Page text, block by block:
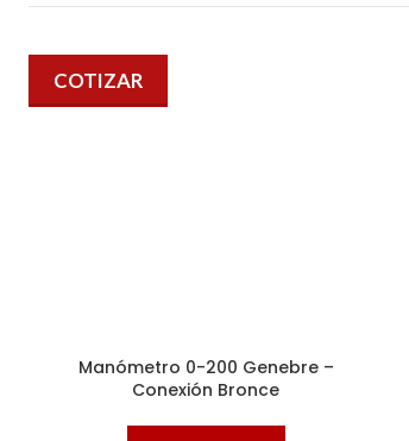
COTIZAR
Manómetro 0-200 Genebre –
Conexión Bronce